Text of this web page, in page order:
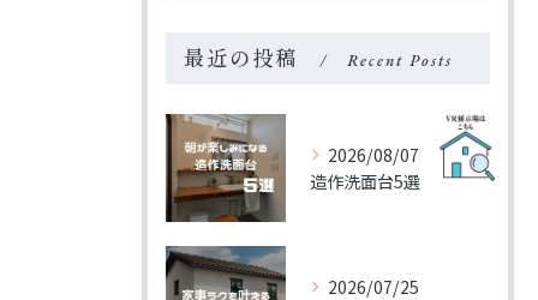
最近の投稿 Recent Posts
2026/08/07
造作洗面台5選
2026/07/25